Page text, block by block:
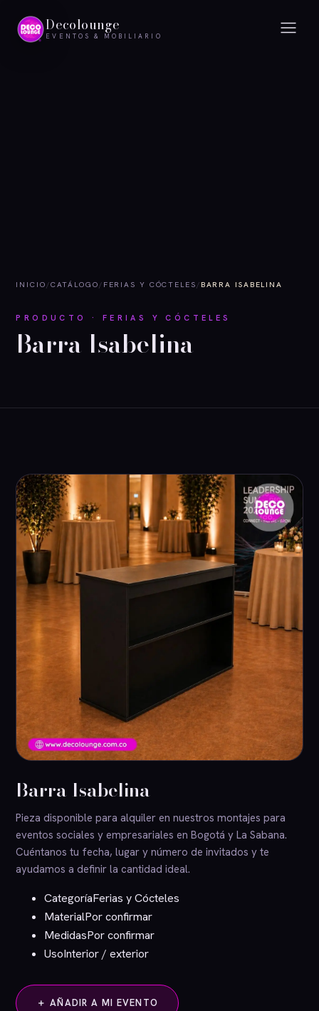
Decolounge
EVENTOS & MOBILIARIO
INICIO /CATÁLOGO / FERIAS Y CÓCTELES /BARRA ISABELINA
PRODUCTO · FERIAS Y CÓCTELES
Barra Isabelina
Barra Isabelina
Pieza disponible para alquiler en nuestros montajes para
eventos sociales y empresariales en Bogotá y La Sabana.
Cuéntanos tu fecha, lugar y número de invitados y te
ayudamos a definir la cantidad ideal.
CategoríaFerias y Cócteles
MaterialPor confirmar
MedidasPor confirmar
UsoInterior / exterior
＋ AÑADIR A MI EVENTO